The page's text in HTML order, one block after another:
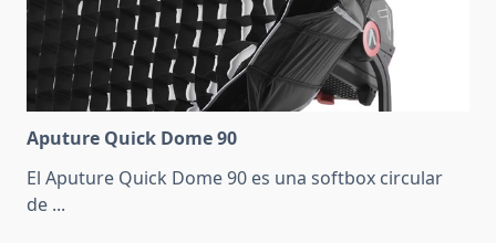
Aputure Quick Dome 90
El Aputure Quick Dome 90 es una softbox circular
de ...